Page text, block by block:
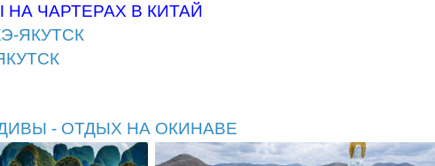
ЧАРТЕРАХ В КИТАЙ
ЯКУТСК
- ОТДЫХ НА ОКИНАВЕ